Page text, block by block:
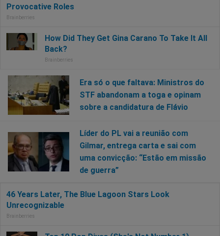
Era só o que faltava: Ministros do
STF abandonam a toga e opinam
sobre a candidatura de Flávio
Líder do PL vai a reunião com
Gilmar, entrega carta e sai com
uma convicção: “Estão em missão
de guerra”